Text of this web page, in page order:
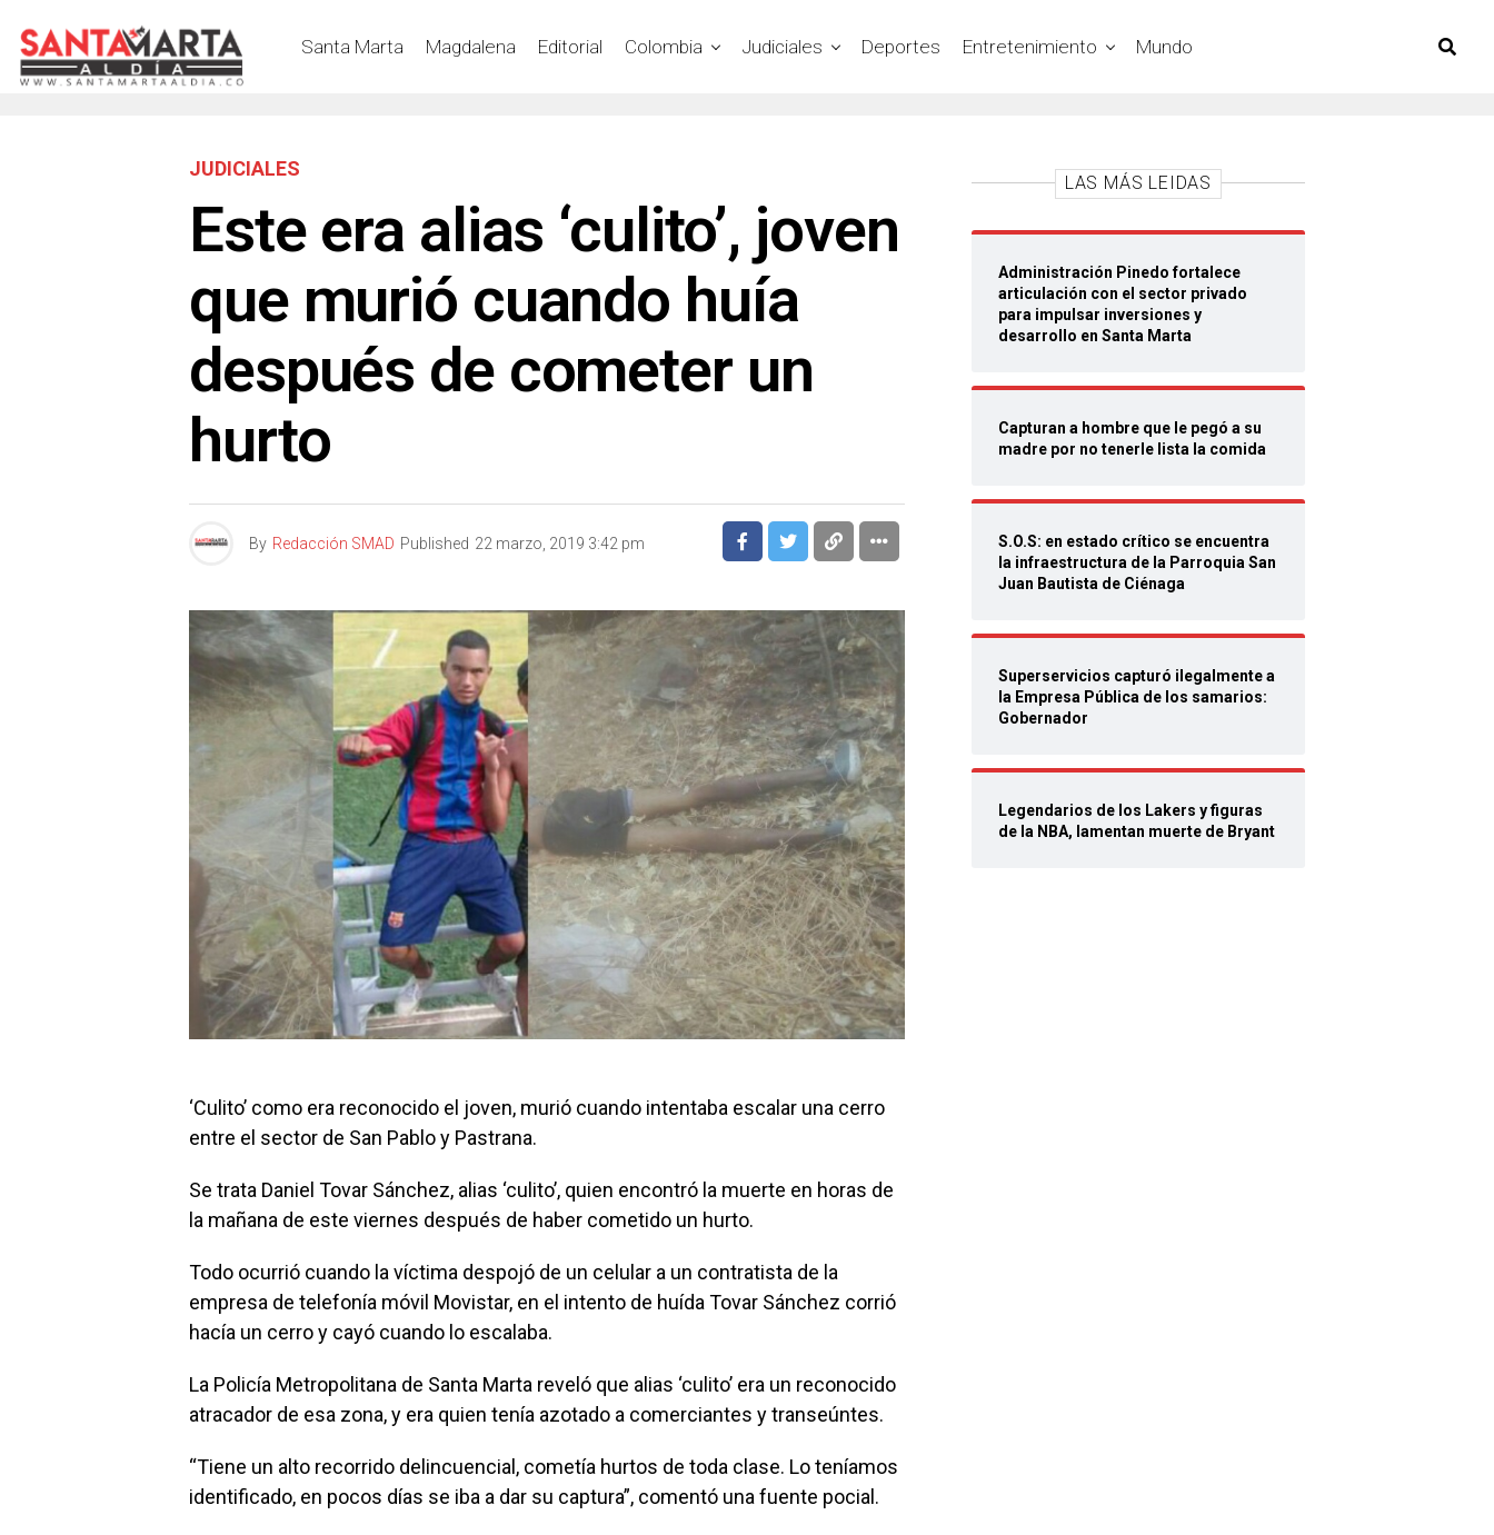
Santa Marta Magdalena Editorial Colombia Judiciales Deportes Entretenimiento Mundo
JUDICIALES
Este era alias ‘culito’, joven
que murió cuando huía
después de cometer un
hurto
By Redacción SMAD Published 22 marzo, 2019 3:42 pm
‘Culito’ como era reconocido el joven, murió cuando intentaba escalar una cerro
entre el sector de San Pablo y Pastrana.
Se trata Daniel Tovar Sánchez, alias ‘culito’, quien encontró la muerte en horas de
la mañana de este viernes después de haber cometido un hurto.
Todo ocurrió cuando la víctima despojó de un celular a un contratista de la
empresa de telefonía móvil Movistar, en el intento de huída Tovar Sánchez corrió
hacía un cerro y cayó cuando lo escalaba.
La Policía Metropolitana de Santa Marta reveló que alias ‘culito’ era un reconocido
atracador de esa zona, y era quien tenía azotado a comerciantes y transeúntes.
“Tiene un alto recorrido delincuencial, cometía hurtos de toda clase. Lo teníamos
identificado, en pocos días se iba a dar su captura”, comentó una fuente pocial.
LAS MÁS LEIDAS
Administración Pinedo fortalece
articulación con el sector privado
para impulsar inversiones y
desarrollo en Santa Marta
Capturan a hombre que le pegó a su
madre por no tenerle lista la comida
S.O.S: en estado crítico se encuentra
la infraestructura de la Parroquia San
Juan Bautista de Ciénaga
Superservicios capturó ilegalmente a
la Empresa Pública de los samarios:
Gobernador
Legendarios de los Lakers y figuras
de la NBA, lamentan muerte de Bryant